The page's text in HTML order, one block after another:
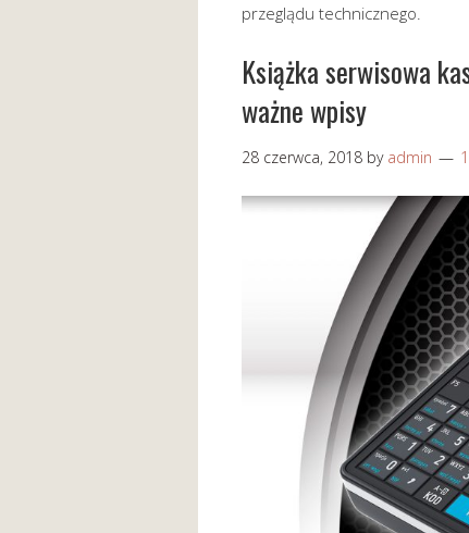
przeglądu technicznego.
Książka serwisowa
ważne wpisy
28 czerwca, 2018 by admin